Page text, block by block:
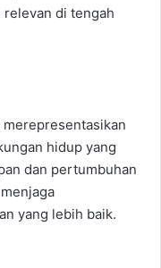
relevan di tengah
hidup yang
dan pertumbuhan
yang lebih baik.